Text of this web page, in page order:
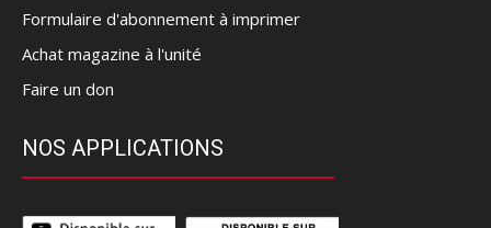
Formulaire d'abonnement à imprimer
Achat magazine à l'unité
Faire un don
NOS APPLICATIONS